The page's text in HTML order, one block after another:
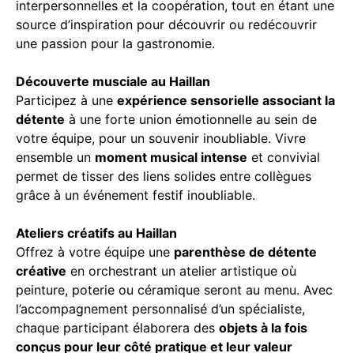
interpersonnelles et la coopération, tout en étant une
source d’inspiration pour découvrir ou redécouvrir
une passion pour la gastronomie.
Découverte musciale au Haillan
Participez à une expérience sensorielle associant la
détente à une forte union émotionnelle au sein de
votre équipe, pour un souvenir inoubliable. Vivre
ensemble un moment musical intense et convivial
permet de tisser des liens solides entre collègues
grâce à un événement festif inoubliable.
Ateliers créatifs au Haillan
Offrez à votre équipe une parenthèse de détente
créative en orchestrant un atelier artistique où
peinture, poterie ou céramique seront au menu. Avec
l’accompagnement personnalisé d’un spécialiste,
chaque participant élaborera des objets à la fois
conçus pour leur côté pratique et leur valeur